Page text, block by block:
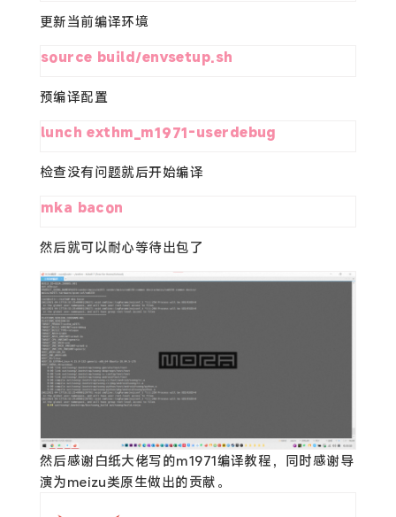
更新当前编译环境
source build/envsetup.sh
预编译配置
lunch exthm_m1971-userdebug
检查没有问题就后开始编译
mka bacon
然后就可以耐心等待出包了
然后感谢白纸大佬写的m1971编译教程，同时感谢导
演为meizu类原生做出的贡献。